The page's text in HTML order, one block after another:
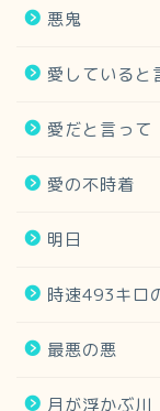
悪鬼
愛していると
愛だと言って
愛の不時着
明日
時速493キロ
最悪の悪
月が浮かぶ川